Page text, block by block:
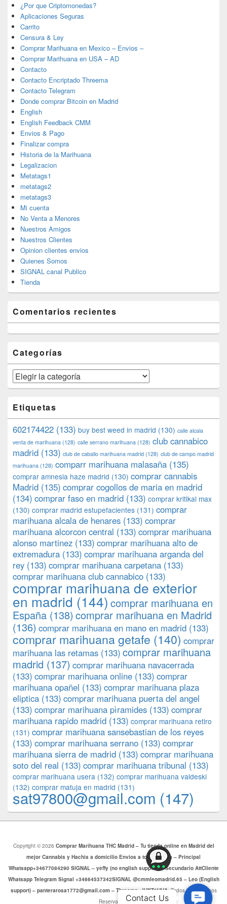
¿Por que Criptomonedas?
Aplicaciones Seguras
Carrito
Censura & Ley
Comprar Marihuana en Mexico – Envios –
Comprar Marihuana en USA – AD
Contacto
Contacto Encriptado Threema
Contacto Telegram
Donde comprar Bitcoin en Madrid
English
English Feedback CMM
Envios & Pago
Finalizar compra
Historia de la Marihuana
Legalizacion
Metatags1
metatags2
metatags3
Mi cuenta
No Venta a Menores
Nuestros Amigos
Nuestros Clientes
Opinion clientes envios
Quienes Somos
SIGNAL canal Publico
Tienda
Comentarios recientes
Categorías
Categorías
Etiquetas
602174422 (133) buy best weed in madrid (130) calle alcala
venta de marihuana (128) calle serrano marihuana (128) club cannabico
madrid (133) club de caballo marihuana madrid (128) club de campo madrid
marihuana (128) comparr marihuana malasaña (135)
comprar amnesia haze madrid (130) comprar cannabis
Madrid (135) comprar cogollos de maria en madrid
(134) comprar faso en madrid (133) comprar kritikal max
(130) comprar madrid estupefacientes (131) comprar
marihuana alcala de henares (133) comprar
marihuana alcorcon central (133) comprar marihuana
alonso martinez (133) comprar marihuana alto de
extremadura (133) comprar marihuana arganda del
rey (133) comprar marihuana carpetana (133)
comprar marihuana club cannabico (133)
comprar marihuana de exterior
en madrid (144) comprar marihuana en
España (138) comprar marihuana en Madrid
(136) comprar marihuana en mano en madrid (133)
comprar marihuana getafe (140) comprar
marihuana las retamas (133) comprar marihuana
madrid (137) comprar marihuana navacerrada
(133) comprar marihuana online (133) comprar
marihuana opañel (133) comprar marihuana plaza
eliptica (133) comprar marihuana puerta del angel
(133) comprar marihuana pìramides (133) comprar
marihuana rapido madrid (133) comprar marihuana retiro
(131) comprar marihuana sansebastian de los reyes
(133) comprar marihuana serrano (133) comprar
marihuana sierra de madrid (133) comprar marihuana
soto del real (133) comprar marihuana tribunal (133)
comprar marihuana usera (132) comprar marihuana valdeski
(132) comprar matuja en madrid (131)
sat97800@gmail.com (147)
Copyright © 2026 Comprar Marihuana THC Madrid – Tu tienda online en Madrid del
mejor Cannabis y Hachis a domicilio Envios a toda Europa – Principal
Whatsapp+34677084290 SIGNAL – yeffy (no english support) – Secundario AttCliente
Whatsapp Telegram Signal +34664537342SIGNAL @cmmleomadrid.65 – Leo (English
support) – panterarosa1772@gmail.com – Threema: JHXT6HHA . Todos los Derechos
Reservados.Contact Us